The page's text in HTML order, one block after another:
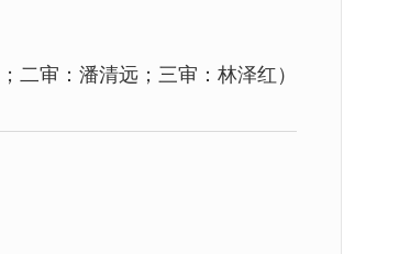
二审：潘清远；三审：林泽红）